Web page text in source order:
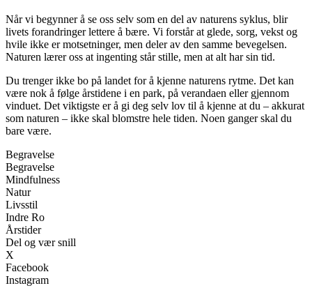
Når vi begynner å se oss selv som en del av naturens syklus, blir
livets forandringer lettere å bære. Vi forstår at glede, sorg, vekst og
hvile ikke er motsetninger, men deler av den samme bevegelsen.
Naturen lærer oss at ingenting står stille, men at alt har sin tid.
Du trenger ikke bo på landet for å kjenne naturens rytme. Det kan
være nok å følge årstidene i en park, på verandaen eller gjennom
vinduet. Det viktigste er å gi deg selv lov til å kjenne at du – akkurat
som naturen – ikke skal blomstre hele tiden. Noen ganger skal du
bare være.
Begravelse
Begravelse
Mindfulness
Natur
Livsstil
Indre Ro
Årstider
Del og vær snill
X
Facebook
Instagram